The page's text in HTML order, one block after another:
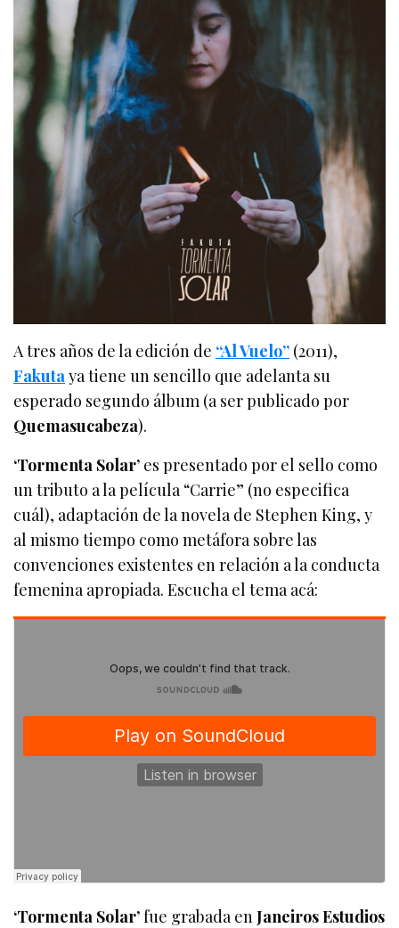
A tres años de la edición de “Al Vuelo” (2011),
Fakutaya tiene un sencillo que adelanta su
esperado segundo álbum (a ser publicado por
Quemasucabeza).
‘Tormenta Solar’ es presentado por el sello como
un tributo a la película “Carrie” (no especifica
cuál), adaptación de la novela de Stephen King, y
al mismo tiempo como metáfora sobre las
convenciones existentes en relación a la conducta
femenina apropiada. Escucha el tema acá:
‘Tormenta Solar’fue grabada enJaneiros Estudios